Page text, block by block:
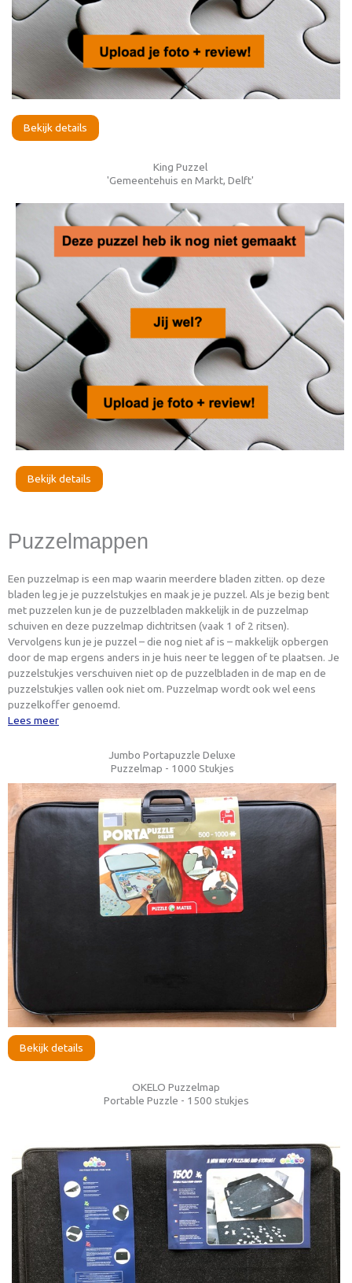
Bekijk details
King Puzzel
'Gemeentehuis en Markt, Delft'
Bekijk details
Puzzelmappen
Een puzzelmap is een map waarin meerdere bladen zitten. op deze
bladen leg je je puzzelstukjes en maak je je puzzel. Als je bezig bent
met puzzelen kun je de puzzelbladen makkelijk in de puzzelmap
schuiven en deze puzzelmap dichtritsen (vaak 1 of 2 ritsen).
Vervolgens kun je je puzzel – die nog niet af is – makkelijk opbergen
door de map ergens anders in je huis neer te leggen of te plaatsen. Je
puzzelstukjes verschuiven niet op de puzzelbladen in de map en de
puzzelstukjes vallen ook niet om. Puzzelmap wordt ook wel eens
puzzelkoffer genoemd.
Lees meer
Jumbo Portapuzzle Deluxe
Puzzelmap - 1000 Stukjes
Bekijk details
OKELO Puzzelmap
Portable Puzzle - 1500 stukjes